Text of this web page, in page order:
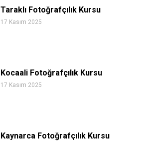
Taraklı Fotoğrafçılık Kursu
17 Kasım 2025
Kocaali Fotoğrafçılık Kursu
17 Kasım 2025
Kaynarca Fotoğrafçılık Kursu